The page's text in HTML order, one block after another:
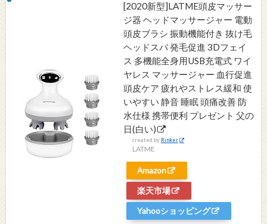
[2020新型]LATME頭皮マッサー
ジ器 ヘッドマッサージャー 電動
頭皮ブラシ 振動機能付き 抜け毛
ヘッドスパ 発毛促進 3Dフェイ
ス 多機能全身用USB充電式 ワイ
ヤレス マッサージャー 血行促進
頭皮ケア 疲れやストレス緩和 使
いやすい 静音 睡眠 頭痛改善 防
水仕様 携帯便利 プレゼント 父の
日(白い)
created by Rinker
LATME
Amazon
楽天市場
Yahooショッピング